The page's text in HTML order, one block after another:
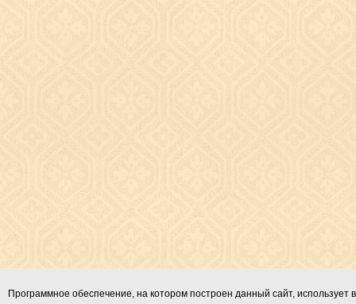
Программное обеспечение, на котором построен данный сайт,